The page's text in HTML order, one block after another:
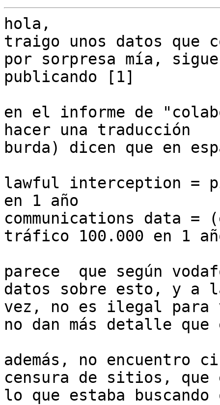
hola,
traigo unos datos que
por sorpresa mía,
publicando [1]
en el informe de
hacer una traducción
burda) dicen que en
lawful interception =
en 1 año
communications data
tráfico 100.000 en 1
parece  que según
datos sobre esto, y a
vez, no es ilegal para
no dan más detalle que
además, no encuentro
censura de sitios,
lo que estaba